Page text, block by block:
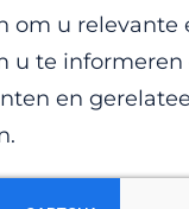
om u relevante
u te informeren
en